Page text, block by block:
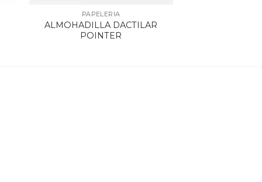
PAPELERIA
ALMOHADILLA DACTILAR
POINTER